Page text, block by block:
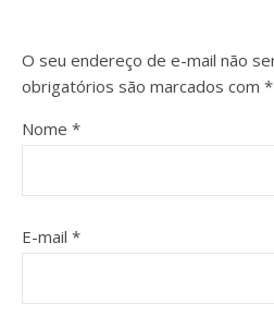
O seu endereço de e-mail não
obrigatórios são marcados com *
Nome *
E-mail *